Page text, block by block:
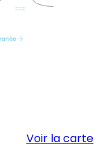
Voir la carte